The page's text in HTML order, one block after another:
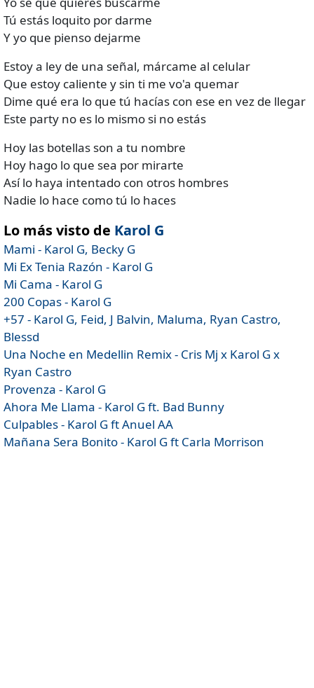
Tú estás loquito por darme
Y yo que pienso dejarme
Estoy a ley de una señal, márcame al celular
Que estoy caliente y sin ti me vo'a quemar
Dime qué era lo que tú hacías con ese en vez de llegar
Este party no es lo mismo si no estás
Hoy las botellas son a tu nombre
Hoy hago lo que sea por mirarte
Así lo haya intentado con otros hombres
Nadie lo hace como tú lo haces
Lo más visto de Karol G
Mami - Karol G, Becky G
Mi Ex Tenia Razón - Karol G
Mi Cama - Karol G
200 Copas - Karol G
+57 - Karol G, Feid, J Balvin, Maluma, Ryan Castro,
Blessd
Una Noche en Medellin Remix - Cris Mj x Karol G x
Ryan Castro
Provenza - Karol G
Ahora Me Llama - Karol G ft. Bad Bunny
Culpables - Karol G ft Anuel AA
Mañana Sera Bonito - Karol G ft Carla Morrison